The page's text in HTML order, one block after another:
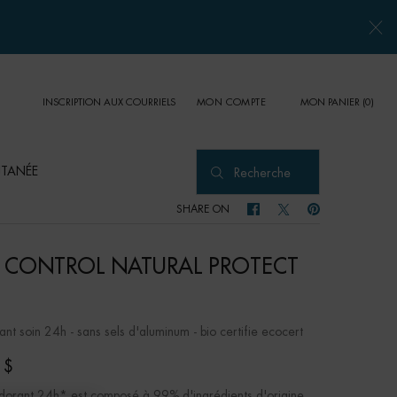
INSCRIPTION AUX COURRIELS MON COMPTE MON PANIER 0
0 PRODUCT IN CART
Recherche
SHARE ON SHARE ON FACEBOOK
SHARE ON TWITTER
SHARE ON
CONTROL NATURAL PROTECT
soin 24h - sans sels d'aluminum - bio certifie ecocert
$